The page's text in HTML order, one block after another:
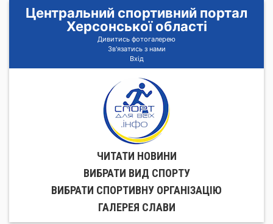
Центральний спортивний портал
Херсонської області
Дивитись фотогалерею
Зв'язатись з нами
Вхід
ЧИТАТИ НОВИНИ
ВИБРАТИ ВИД СПОРТУ
ВИБРАТИ СПОРТИВНУ ОРГАНIЗАЦIЮ
ГАЛЕРЕЯ СЛАВИ